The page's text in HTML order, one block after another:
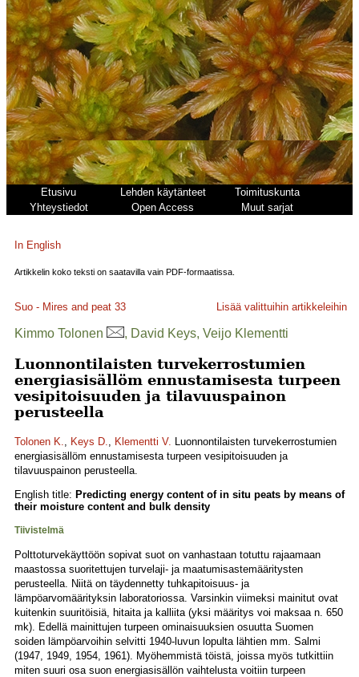
Etusivu Lehden käytänteet
Toimituskunta
Yhteystiedot
Open Access Muut sarjat
In English
Artikkelin koko teksti on saatavilla vain PDF-formaatissa.
Suo - Mires and peat 33 Lisää valittuihin artikkeleihin
Kimmo Tolonen , David Keys, Veijo Klementti
Luonnontilaisten turvekerrostumien
energiasisällöm ennustamisesta turpeen
vesipitoisuuden ja tilavuuspainon
perusteella
Tolonen K., Keys D., Klementti V. Luonnontilaisten turvekerrostumien
energiasisällöm ennustamisesta turpeen vesipitoisuuden ja
tilavuuspainon perusteella.
English title: Predicting energy content of in situ peats by means of
their moisture content and bulk density
Tiivistelmä
Polttoturvekäyttöön sopivat suot on vanhastaan totuttu rajaamaan
maastossa suoritettujen turvelaji- ja maatumisastemääritysten
perusteella. Niitä on täydennetty tuhkapitoisuus- ja
lämpöarvomäärityksin laboratoriossa. Varsinkin viimeksi mainitut ovat
kuitenkin suuritöisiä, hitaita ja kalliita (yksi määritys voi maksaa n. 650
mk). Edellä mainittujen turpeen ominaisuuksien osuutta Suomen
soiden lämpöarvoihin selvitti 1940-luvun lopulta lähtien mm. Salmi
(1947, 1949, 1954, 1961). Myöhemmistä töistä, joissa myös tutkittiin
miten suuri osa suon energiasisällön vaihtelusta voitiin turpeen